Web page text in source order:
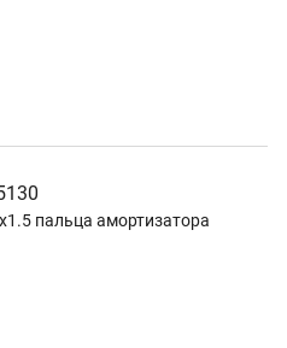
пальца амортизатора